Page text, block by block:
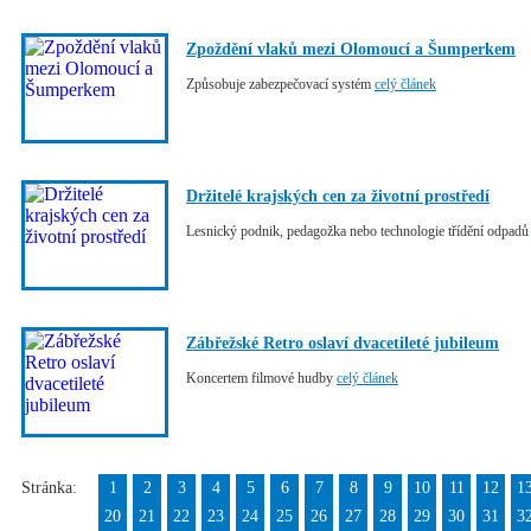
Zpoždění vlaků mezi Olomoucí a Šumperkem
Způsobuje zabezpečovací systém celý článek
Držitelé krajských cen za životní prostředí
Lesnický podnik, pedagožka nebo technologie třídění odpadů
Zábřežské Retro oslaví dvacetileté jubileum
Koncertem filmové hudby celý článek
Stránka: 1 2 3 4 5 6 7 8 9 10 11 12
20
21 22 23 24 25 26 27 28 29 30 31